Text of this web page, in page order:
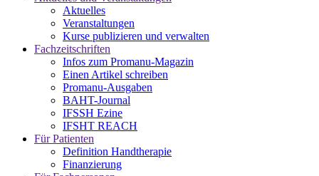
Aktuelles
Veranstaltungen
Kurse publizieren und verwalten
Fachzeitschriften
Infos zum Promanu-Magazin
Einen Artikel schreiben
Promanu-Ausgaben
BAHT-Journal
IFSSH Ezine
IFSHT REACH
Für Patienten
Definition Handtherapie
Finanzierung